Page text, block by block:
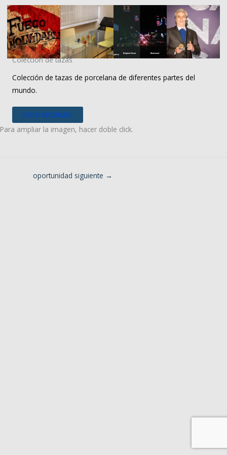
contenido
Colección de tazas
Colección de tazas de porcelana de diferentes partes del
mundo.
PEDIR INFORMES
Para ampliar la imagen, hacer doble click.
oportunidad siguiente →